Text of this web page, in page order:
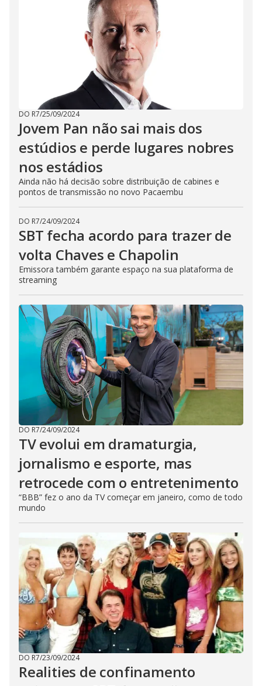
DO R7/25/09/2024
Jovem Pan não sai mais dos
estúdios e perde lugares nobres
nos estádios
Ainda não há decisão sobre distribuição de cabines e
pontos de transmissão no novo Pacaembu
DO R7/24/09/2024
SBT fecha acordo para trazer de
volta Chaves e Chapolin
Emissora também garante espaço na sua plataforma de
streaming
DO R7/24/09/2024
TV evolui em dramaturgia,
jornalismo e esporte, mas
retrocede com o entretenimento
“BBB” fez o ano da TV começar em janeiro, como de todo
mundo
DO R7/23/09/2024
Realities de confinamento